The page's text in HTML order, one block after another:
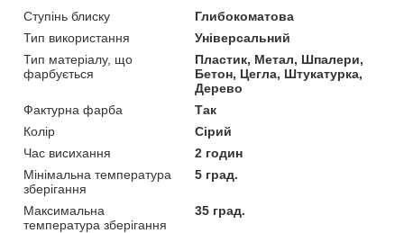
Ступінь блиску
Глибокоматова
Тип використання
Універсальний
Тип матеріалу, що
фарбується
Пластик, Метал, Шпалери,
Бетон, Цегла, Штукатурка,
Дерево
Фактурна фарба
Так
Колір
Сірий
Час висихання
2 годин
Мінімальна температура
зберігання
5 град.
Максимальна
температура зберігання
35 град.